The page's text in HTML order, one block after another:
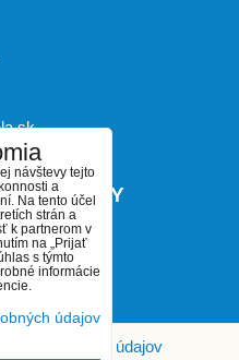
ŠKOLY
osobných údajov
návštevy tejto
a
Na tento účel
strán a
k partnerom v
na „Prijať
s týmto
informácie
údajov